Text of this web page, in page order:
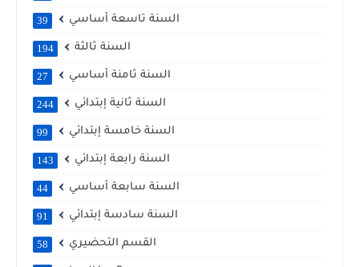
السنة تاسعة أساسي 39
السنة ثالثة 194
السنة ثامنة أساسي 27
السنة ثانية إبتدائي 244
السنة خامسة إبتدائي 99
السنة رابعة إبتدائي 143
السنة سابعة أساسي 44
السنة سادسة إبتدائي 91
القسم التحضيري 58